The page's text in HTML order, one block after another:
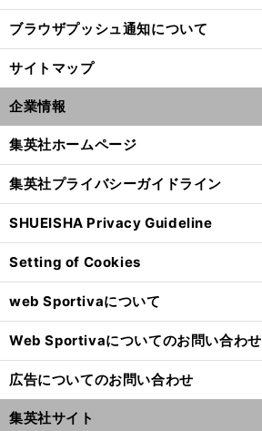
想
々
ブラウザプッシュ通知について
サイトマップ
企業情報
集英社ホームページ
集英社プライバシーガイドライン
SHUEISHA Privacy Guideline
Setting of Cookies
web Sportivaについて
Web Sportivaについてのお問い合わせ
広告についてのお問い合わせ
集英社サイト